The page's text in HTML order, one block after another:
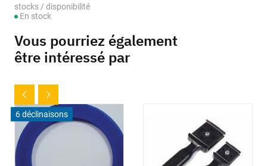
stocks / disponibilité
En stock
Vous pourriez également
être intéressé par
6 déclinaisons